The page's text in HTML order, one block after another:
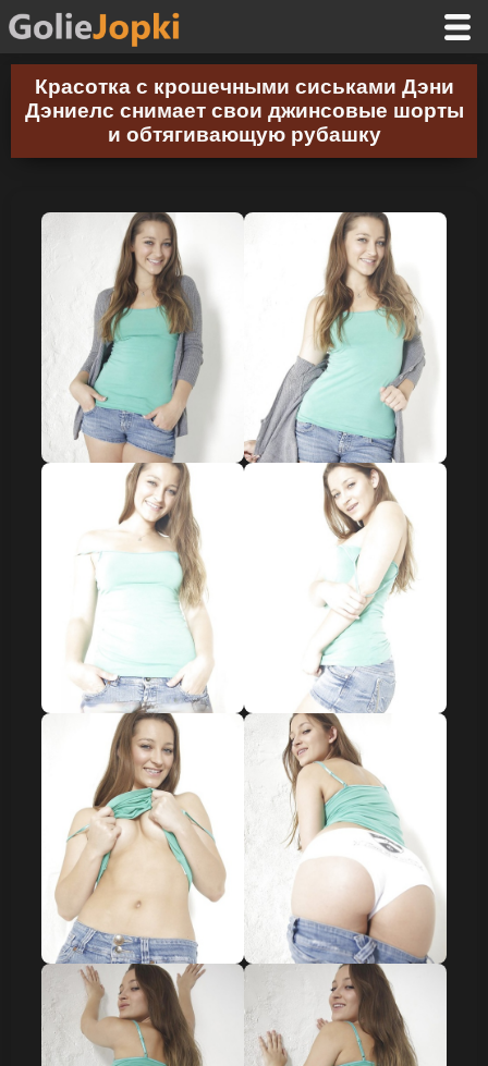
Красотка с крошечными сиськами Дэни
Дэниелс снимает свои джинсовые шорты
и обтягивающую рубашку